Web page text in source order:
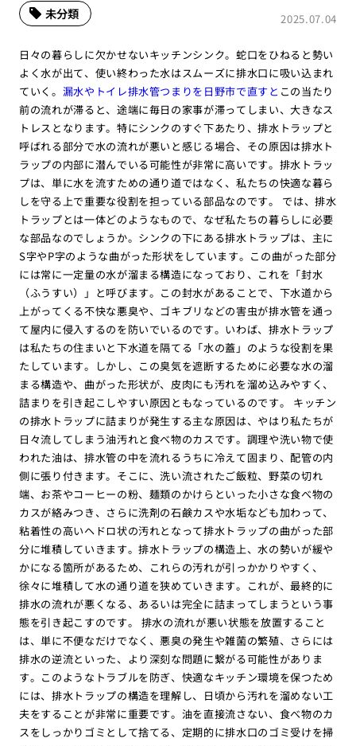
2025.07.04
未分類
日々の暮らしに欠かせないキッチンシンク。蛇口をひねると勢い
よく水が出て、使い終わった水はスムーズに排水口に吸い込まれ
ていく。 漏水やトイレ排水管つまりを日野市で直すと この当たり
前の流れが滞ると、途端に毎日の家事が滞ってしまい、大きなス
トレスとなります。特にシンクのすぐ下あたり、排水トラップと
呼ばれる部分で水の流れが悪いと感じる場合、その原因は排水ト
ラップの内部に潜んでいる可能性が非常に高いです。排水トラッ
プは、単に水を流すための通り道ではなく、私たちの快適な暮ら
しを守る上で重要な役割を担っている部品なのです。 では、排水
トラップとは一体どのようなもので、なぜ私たちの暮らしに必要
な部品なのでしょうか。シンクの下にある排水トラップは、主に
S字やP字のような曲がった形状をしています。この曲がった部分
には常に一定量の水が溜まる構造になっており、これを「封水
（ふうすい）」と呼びます。この封水があることで、下水道から
上がってくる不快な悪臭や、ゴキブリなどの害虫が排水管を通っ
て屋内に侵入するのを防いでいるのです。いわば、排水トラップ
は私たちの住まいと下水道を隔てる「水の蓋」のような役割を果
たしています。しかし、この臭気を遮断するために必要な水の溜
まる構造や、曲がった形状が、皮肉にも汚れを溜め込みやすく、
詰まりを引き起こしやすい原因ともなっているのです。 キッチン
の排水トラップに詰まりが発生する主な原因は、やはり私たちが
日々流してしまう油汚れと食べ物のカスです。調理や洗い物で使
われた油は、排水管の中を流れるうちに冷えて固まり、配管の内
側に張り付きます。そこに、洗い流されたご飯粒、野菜の切れ
端、お茶やコーヒーの粉、麺類のかけらといった小さな食べ物の
カスが絡みつき、さらに洗剤の石鹸カスや水垢なども加わって、
粘着性の高いヘドロ状の汚れとなって排水トラップの曲がった部
分に堆積していきます。排水トラップの構造上、水の勢いが緩や
かになる箇所があるため、これらの汚れが引っかかりやすく、
徐々に堆積して水の通り道を狭めていきます。これが、最終的に
排水の流れが悪くなる、あるいは完全に詰まってしまうという事
態を引き起こすのです。 排水の流れが悪い状態を放置すること
は、単に不便なだけでなく、悪臭の発生や雑菌の繁殖、さらには
排水の逆流といった、より深刻な問題に繋がる可能性がありま
す。このようなトラブルを防ぎ、快適なキッチン環境を保つため
には、排水トラップの構造を理解し、日頃から汚れを溜めない工
夫をすることが非常に重要です。油を直接流さない、食べ物のカ
スをしっかりゴミとして捨てる、定期的に排水口のゴミ受けを掃